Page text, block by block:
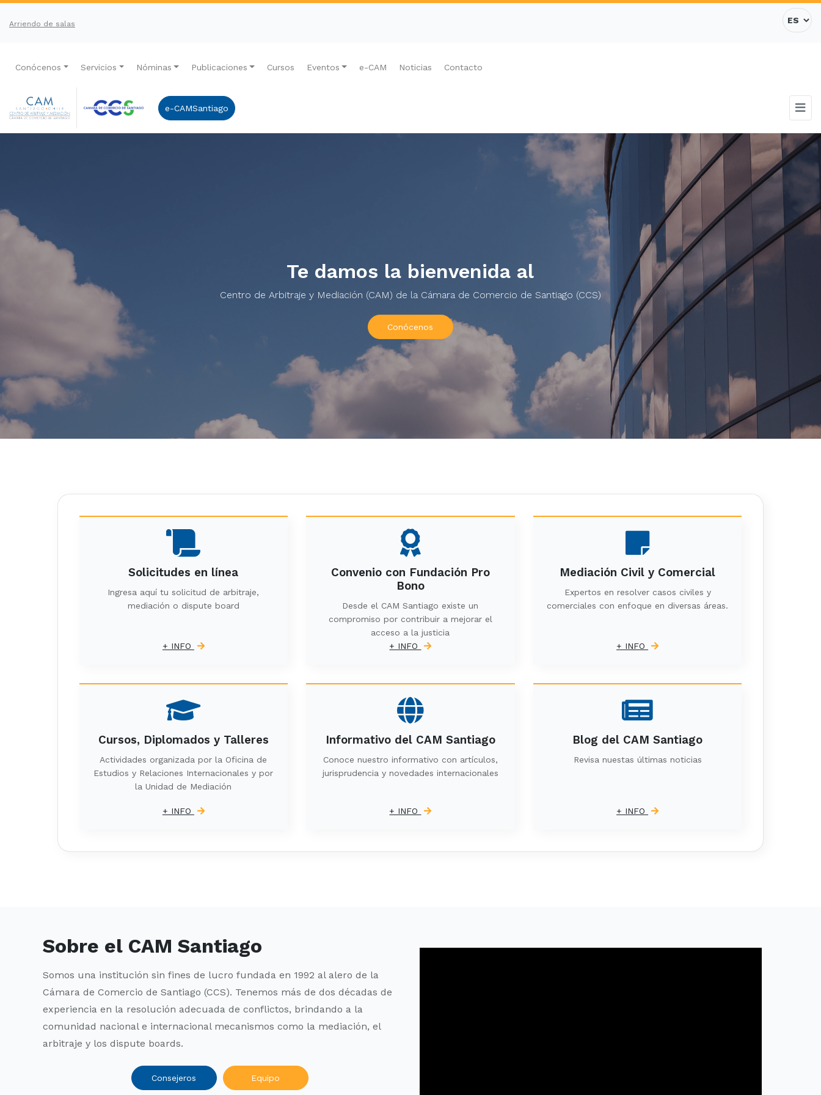
Arriendo de salas
Conócenos Servicios Nóminas Publicaciones Cursos Eventos e-CAM Noticias Contacto
e-CAMSantiago
Te damos la bienvenida al
Centro de Arbitraje y Mediación (CAM) de la Cámara de Comercio de Santiago (CCS)
Conócenos
Solicitudes en línea
Ingresa aquí tu solicitud de arbitraje,
mediación o dispute board
+ INFO
Convenio con Fundación Pro
Bono
Desde el CAM Santiago existe un
compromiso por contribuir a mejorar el
acceso a la justicia
+ INFO
Mediación Civil y Comercial
Expertos en resolver casos civiles y
comerciales con enfoque en diversas áreas.
+ INFO
Cursos, Diplomados y Talleres
Actividades organizada por la Oficina de
Estudios y Relaciones Internacionales y por
la Unidad de Mediación
+ INFO
Informativo del CAM Santiago
Conoce nuestro informativo con artículos,
jurisprudencia y novedades internacionales
+ INFO
Blog del CAM Santiago
Revisa nuestas últimas noticias
+ INFO
Sobre el CAM Santiago
Somos una institución sin fines de lucro fundada en 1992 al alero de la
Cámara de Comercio de Santiago (CCS). Tenemos más de dos décadas de
experiencia en la resolución adecuada de conflictos, brindando a la
comunidad nacional e internacional mecanismos como la mediación, el
arbitraje y los dispute boards.
Consejeros Equipo